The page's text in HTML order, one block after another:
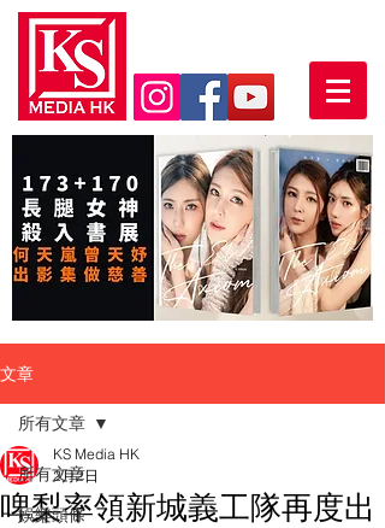
文章
所有文章
娛樂頭條
所有文章
啤梨率領新城義工隊再度出
KS Media HK
2月2日